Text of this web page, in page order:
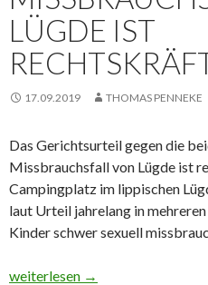
LÜGDE IST
17.09.2019 THOMAS PENNEKE
Das Gerichtsurteil gegen die
Missbrauchsfall von Lügde ist
Campingplatz im lippischen
laut Urteil jahrelang in
Kinder schwer sexuell
Urteil im Missbrauchsfall von
weiterlesen →